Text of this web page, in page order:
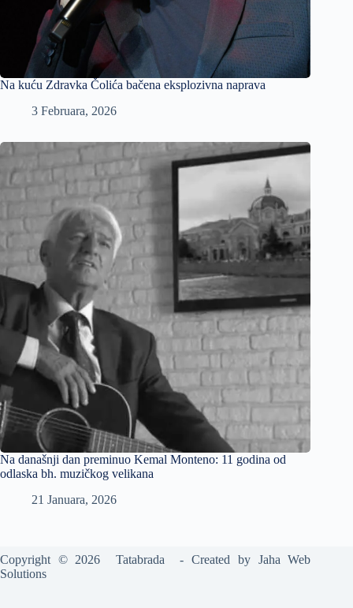
Na kuću Zdravka Čolića bačena eksplozivna naprava
3 Februara, 2026
Na današnji dan preminuo Kemal Monteno: 11 godina od
odlaska bh. muzičkog velikana
21 Januara, 2026
Copyright © 2026 Tatabrada - Created by Jaha Web
Solutions